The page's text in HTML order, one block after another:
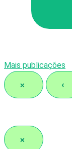
Mais publicações
× ‹
×